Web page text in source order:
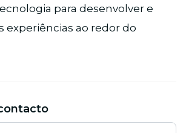
para desenvolver e
experiências ao redor do